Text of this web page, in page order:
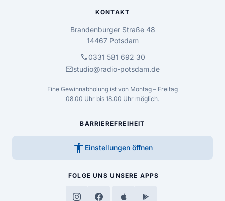
KONTAKT
Brandenburger Straße 48
14467 Potsdam
call0331 581 692 30
mailstudio@radio-potsdam.de
Eine Gewinnabholung ist von Montag – Freitag
08.00 Uhr bis 18.00 Uhr möglich.
BARRIEREFREIHEIT
accessibility_new Einstellungen öffnen
FOLGE UNS UNSERE APPS